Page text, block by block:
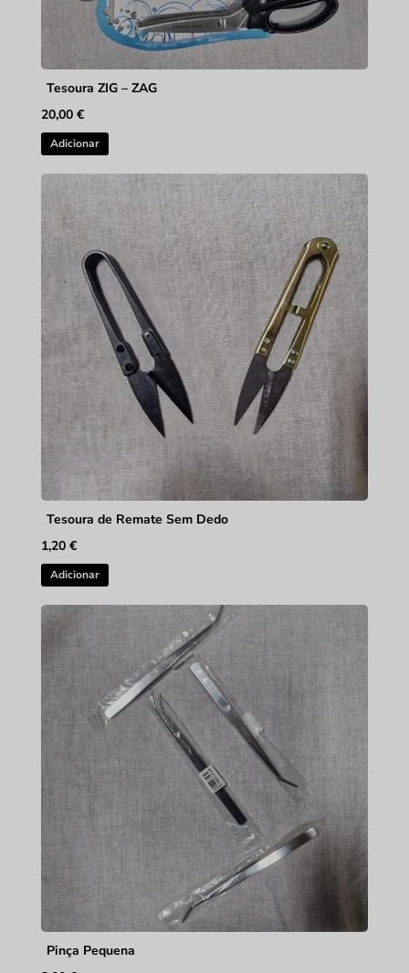
Tesoura ZIG – ZAG
20,00 €
Adicionar
Tesoura de Remate Sem Dedo
1,20 €
Adicionar
Pinça Pequena